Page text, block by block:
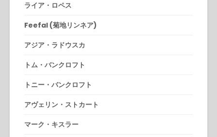
ライア・ロペス
Feefal (菊地リンネア)
アジア・ラドウスカ
トム・バンクロフト
トニー・バンクロフト
アヴェリン・ストカート
マーク・キスラー